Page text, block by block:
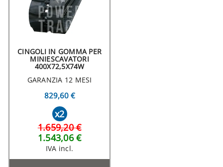
CINGOLI IN GOMMA PER
MINIESCAVATORI
400X72,5X74W
GARANZIA 12 MESI
829,60 €
x2
1.659,20 €
1.543,06 €
IVA incl.